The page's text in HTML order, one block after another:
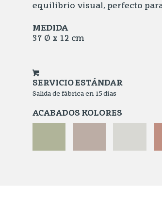
equilibrio visual, perfecto
MEDIDA
37 Ø x 12 cm
SERVICIO ESTÁNDAR
Salida de fábrica en 15 días
ACABADOS KOLORES